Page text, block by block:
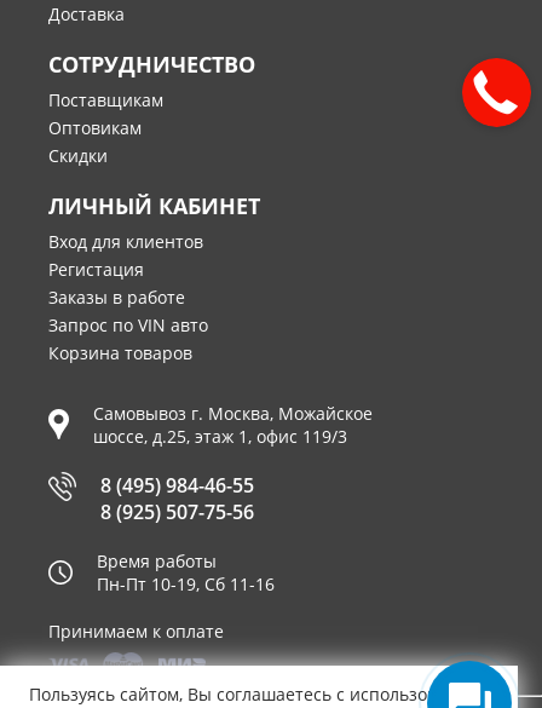
Доставка
СОТРУДНИЧЕСТВО
Поставщикам
Оптовикам
Скидки
ЛИЧНЫЙ КАБИНЕТ
Вход для клиентов
Регистация
Заказы в работе
Запрос по VIN авто
Корзина товаров
Самовывоз г. Москва, Можайское
шоссе, д.25, этаж 1, офис 119/3
8 (495) 984-46-55
8 (925) 507-75-56
Время работы
Пн-Пт 10-19, Сб 11-16
Принимаем к оплате
Пользуясь сайтом, Вы соглашаетесь с использованием